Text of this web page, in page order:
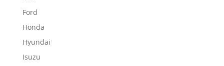
Ford
Honda
Hyundai
Isuzu